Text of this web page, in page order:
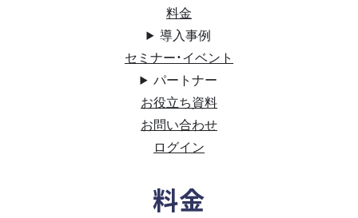
料金
導入事例
セミナー・イベント
パートナー
お役立ち資料
お問い合わせ
ログイン
料金